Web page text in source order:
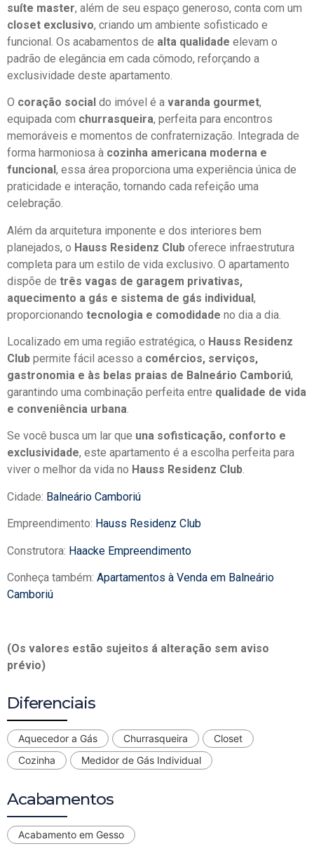
suíte master, além de seu espaço generoso, conta com um
closet exclusivo, criando um ambiente sofisticado e
funcional. Os acabamentos de alta qualidade elevam o
padrão de elegância em cada cômodo, reforçando a
exclusividade deste apartamento.
O coração social do imóvel é a varanda gourmet,
equipada com churrasqueira, perfeita para encontros
memoráveis e momentos de confraternização. Integrada de
forma harmoniosa à cozinha americana moderna e
funcional , essa área proporciona uma experiência única de
praticidade e interação, tornando cada refeição uma
celebração.
Além da arquitetura imponente e dos interiores bem
planejados, o Hauss Residenz Club oferece infraestrutura
completa para um estilo de vida exclusivo. O apartamento
dispõe de três vagas de garagem privativas,
aquecimento a gás e sistema de gás individual,
proporcionando tecnologia e comodidade no dia a dia.
Localizado em uma região estratégica, o Hauss Residenz
Club permite fácil acesso a comércios, serviços,
gastronomia e às belas praias de Balneário Camboriú,
garantindo uma combinação perfeita entre qualidade de vida
e conveniência urbana.
Se você busca um lar que una sofisticação, conforto e
exclusividade, este apartamento é a escolha perfeita para
viver o melhor da vida no Hauss Residenz Club.
Cidade: Balneário Camboriú
Empreendimento: Hauss Residenz Club
Construtora: Haacke Empreendimento
Conheça também: Apartamentos à Venda em Balneário
Camboriú
(Os valores estão sujeitos á alteração sem aviso
prévio)
Diferenciais
Aquecedor a Gás Churrasqueira
Closet
Cozinha
Medidor de Gás Individual
Acabamentos
Acabamento em Gesso